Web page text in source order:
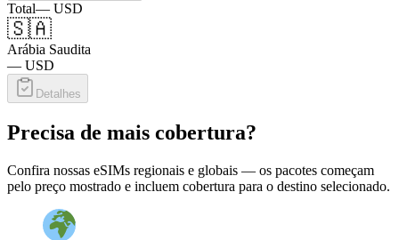
Total— USD
🇸🇦
Arábia Saudita
— USD
Detalhes
Precisa de mais cobertura?
Confira nossas eSIMs regionais e globais — os pacotes começam
pelo preço mostrado e incluem cobertura para o destino selecionado.